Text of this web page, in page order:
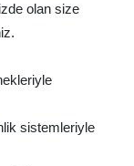
olan size
sistemleriyle